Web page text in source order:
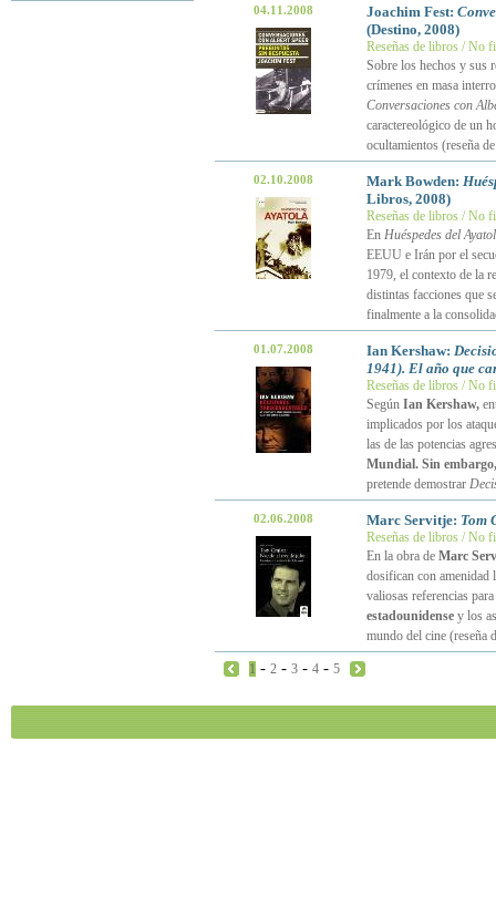
04.11.2008 Joachim Fest:
(Destino, 2008)
Reseñas de libros / No
Sobre los hechos y sus
crímenes en masa
Conversaciones con
caractereológico de un
ocultamientos (reseña
02.10.2008 Mark Bowden:
Libros, 2008)
Reseñas de libros / No
En Huéspedes del
EEUU e Irán por el
1979, el contexto de la
distintas facciones que
finalmente a la
01.07.2008 Ian Kershaw:
1941). El año que
Reseñas de libros / No
Según Ian Kershaw,
implicados por los
las de las potencias
Mundial. Sin
pretende demostrar
02.06.2008 Marc Servitje: Tom
Reseñas de libros / No
En la obra de Marc
dosifican con amenidad
valiosas referencias
estadounidensey los
mundo del cine (reseña
1 - 2 - 3 - 4 - 5